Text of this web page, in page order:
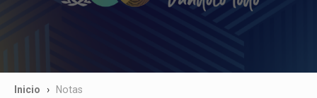
Inicio Notas